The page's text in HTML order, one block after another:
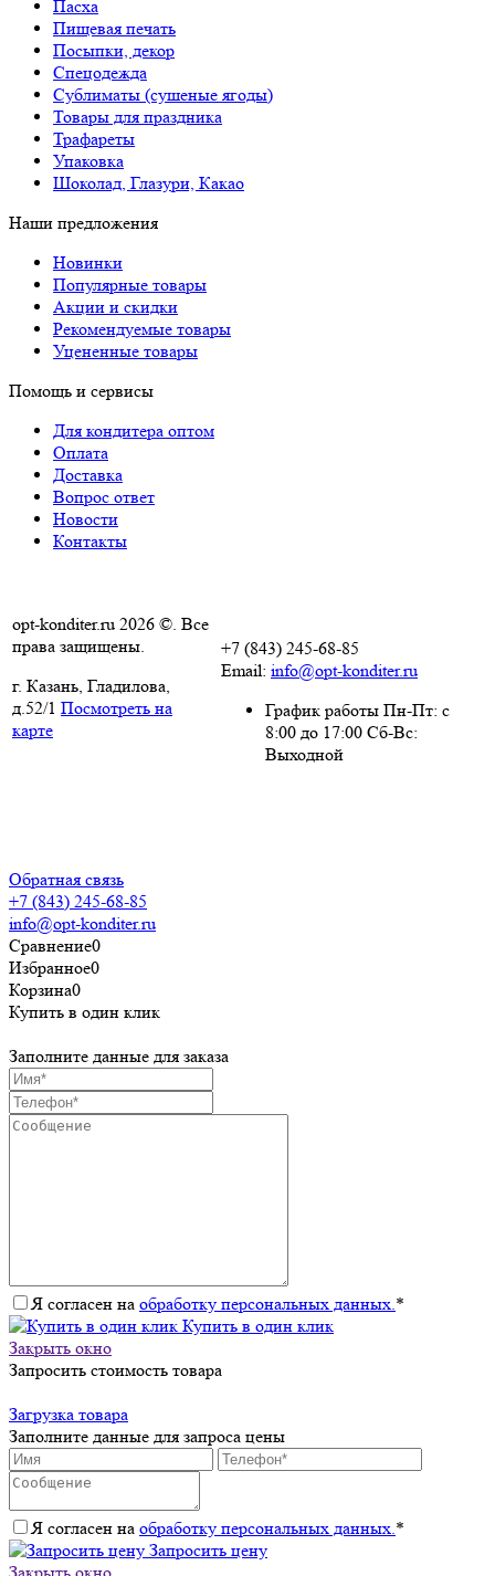
Пасха
Пищевая печать
Посыпки, декор
Спецодежда
Сублиматы (сушеные ягоды)
Товары для праздника
Трафареты
Упаковка
Шоколад, Глазури, Какао
Наши предложения
Новинки
Популярные товары
Акции и скидки
Рекомендуемые товары
Уцененные товары
Помощь и сервисы
Для кондитера оптом
Оплата
Доставка
Вопрос ответ
Новости
Контакты
opt-konditer.ru 2026 ©. Все
права защищены.
г. Казань, Гладилова,
д.52/1 Посмотреть на
карте
+7 (843) 245-68-85
Email: info@opt-konditer.ru
График работы Пн-Пт: с
8:00 до 17:00 Сб-Вс:
Выходной
Обратная связь
+7 (843) 245-68-85
info@opt-konditer.ru
Сравнение0
Избранное0
Корзина0
Купить в один клик
Заполните данные для заказа
Я согласен на обработку персональных данных.*
Купить в один клик
Закрыть окно
Запросить стоимость товара
Загрузка товара
Заполните данные для запроса цены
Я согласен на обработку персональных данных.*
Запросить цену